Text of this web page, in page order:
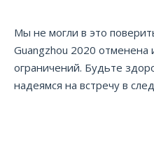
Мы не могли в это
Guangzhou 2020 отменена
ограничений. Будьте
надеямся на встречу в